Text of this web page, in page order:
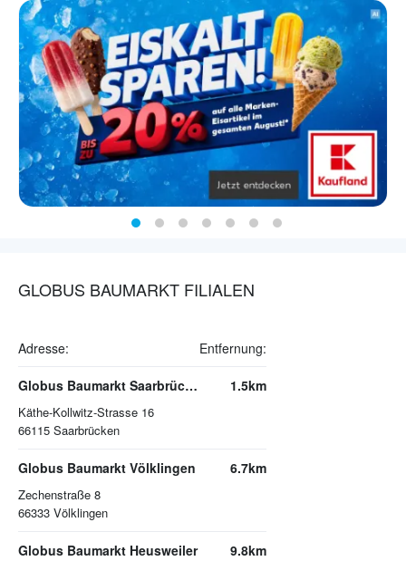
GLOBUS BAUMARKT FILIALEN
Adresse: Entfernung:
Globus Baumarkt Saarbrücken
Käthe-Kollwitz-Strasse 16
66115 Saarbrücken
1.5km
Globus Baumarkt Völklingen
Zechenstraße 8
66333 Völklingen
6.7km
Globus Baumarkt Heusweiler 9.8km